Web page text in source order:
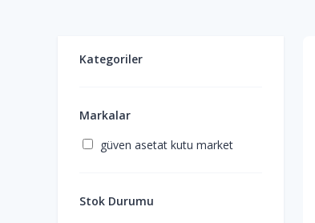
Kategoriler
Markalar
güven asetat kutu market
Stok Durumu